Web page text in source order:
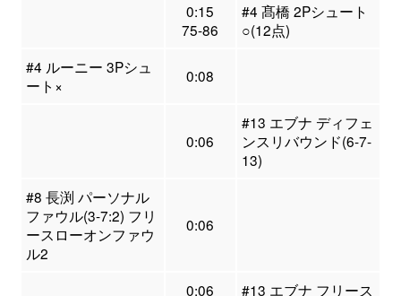
0:15
75-86
#4 髙橋 2Pシュート
○(12点)
#4 ルーニー 3Pシュ
ート×
0:08
0:06
#13 エブナ ディフェ
ンスリバウンド(6-7-
13)
#8 長渕 パーソナル
ファウル(3-7:2) フリ
ースローオンファウ
ル2
0:06
0:06
#13 エブナ フリース